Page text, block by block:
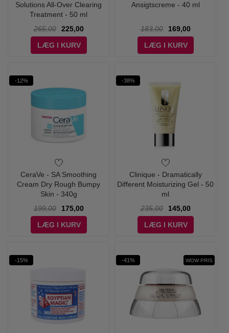
Solutions All-Over Clearing
Treatment - 50 ml
265,00
225,00
LÆG I KURV
Ansigtscreme - 40 ml
183,00
169,00
LÆG I KURV
-12%
CeraVe - SA Smoothing
Cream Dry Rough Bumpy
Skin - 340g
199,00
175,00
LÆG I KURV
-38%
Clinique - Dramatically
Different Moisturizing Gel - 50
ml
235,00
145,00
LÆG I KURV
-15% -41% WOW PRIS